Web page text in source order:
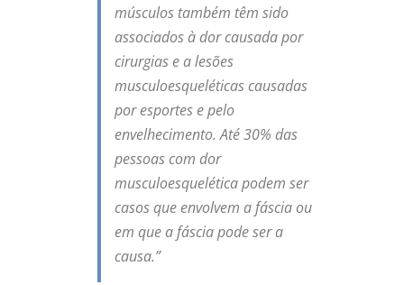
músculos também têm sido
associados à dor causada por
cirurgias e a lesões
musculoesqueléticas causadas
por esportes e pelo
envelhecimento. Até 30% das
pessoas com dor
musculoesquelética podem ser
casos que envolvem a fáscia ou
em que a fáscia pode ser a
causa.”